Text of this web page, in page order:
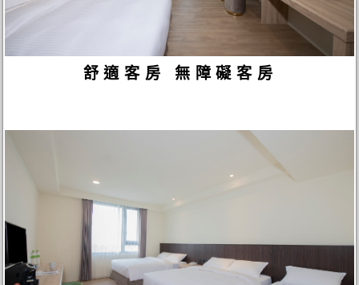
舒適客房 無障礙客房